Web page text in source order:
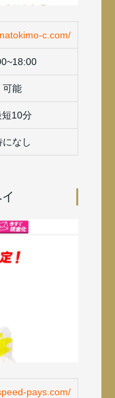
c.com/
可能
短10分
になし
pays.com/